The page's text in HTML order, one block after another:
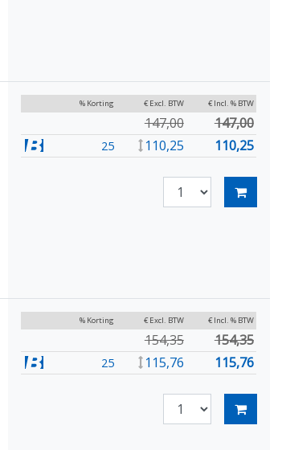
% Korting € Excl. BTW € Incl. % BTW
147,00 147,00
25 110,25 110,25
% Korting € Excl. BTW € Incl. % BTW
154,35 154,35
25 115,76 115,76